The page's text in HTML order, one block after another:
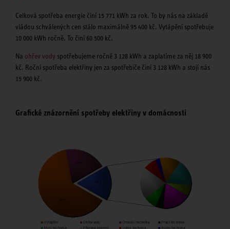
Celková spotřeba energie činí 15 771 kWh za rok. To by nás na základě
vládou schválených cen stálo maximálně 95 400 kč. Vytápění spotřebuje
10 000 kWh ročně. To činí 60 500 kč.
Na ohřev vody spotřebujeme ročně 3 128 kWh a zaplatíme za něj 18 900
kč. Roční spotřeba elektřiny jen za spotřebiče činí 3 128 kWh a stojí nás
15 900 kč.
Grafické znázornění spotřeby elektřiny v domácnosti